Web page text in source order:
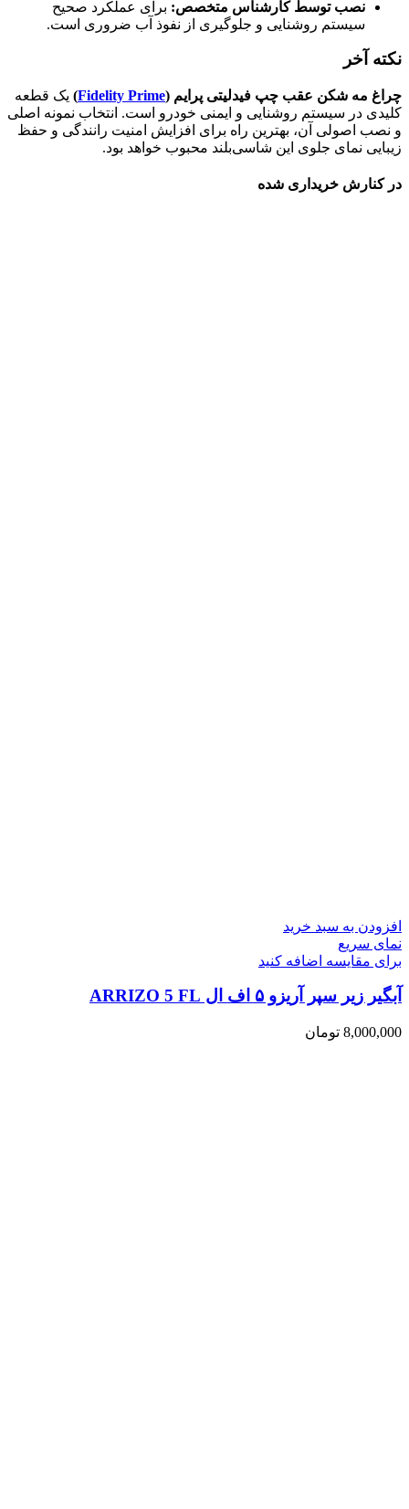
نصب توسط کارشناس متخصص: برای عملکرد صحیح
سیستم روشنایی و جلوگیری از نفوذ آب ضروری است.
نکته آخر
چراغ مه شکن عقب چپ فیدلیتی پرایم (Fidelity Prime
) یک قطعه
کلیدی در سیستم روشنایی و ایمنی خودرو است. انتخاب نمونه اصلی
و نصب اصولی آن، بهترین راه برای افزایش امنیت رانندگی و حفظ
زیبایی نمای جلوی این شاسی‌بلند محبوب خواهد بود.
در کنارش خریداری شده
افزودن به سبد خرید
نمای سریع
برای مقایسه اضافه کنید
آبگیر زیر سپر آریزو ۵ اف ال ARRIZO 5 FL
8,000,000 تومان